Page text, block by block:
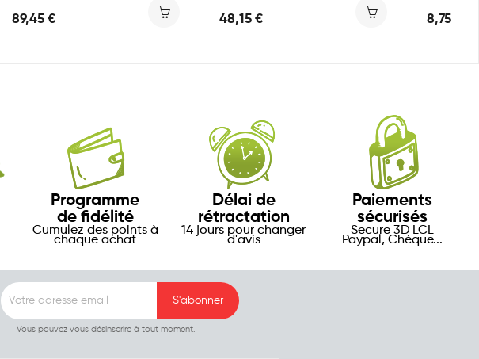
89,45 € 48,15 € 8,75 €
Programme
de fidélité
Cumulez des points à
chaque achat
Délai de
rétractation
14 jours pour changer
d'avis
Paiements
sécurisés
Secure 3D LCL
Paypal, Chéque...
Vous pouvez vous désinscrire à tout moment.